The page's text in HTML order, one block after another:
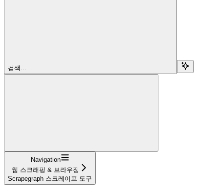
검색...
Navigation
웹 스크래핑 & 브라우징
Scrapegraph 스크레이프 도구